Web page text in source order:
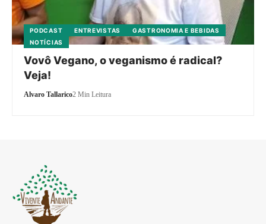
PODCAST ENTREVISTAS
GASTRONOMIA E BEBIDAS
NOTÍCIAS
Vovô Vegano, o veganismo é radical?
Veja!
Alvaro Tallarico2 Min Leitura